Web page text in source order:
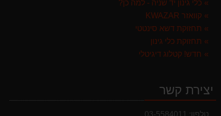
כלי גינון יד שניה - למה כן?
קוואזר KWAZAR
תחזוקת דשא סינטטי
תחזוקת כלי גינון
חדש! קטלוג דיגיטלי
יצירת קשר